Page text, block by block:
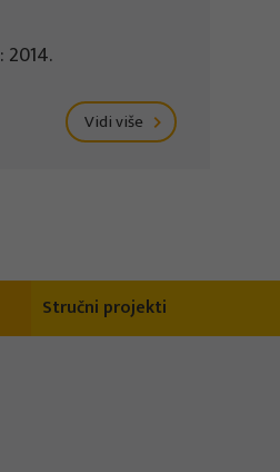
2014.
Vidi više
Stručni projekti